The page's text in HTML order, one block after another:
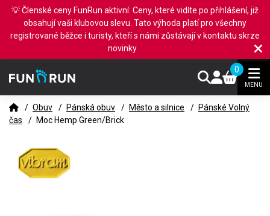
0
MENU
/ Obuv / Pánská obuv / Město a silnice / Pánské Volný
čas
/ Moc Hemp Green/Brick
💡 Členské ceny FunRun aktivní: Ceny, které vidíte po přihlášení, již
obsahují vaši klubovou slevu. Tato výhoda platí pro všechny
registrované běžce i turisty, kteří s námi zůstávají v kontaktu skrze
novinky.